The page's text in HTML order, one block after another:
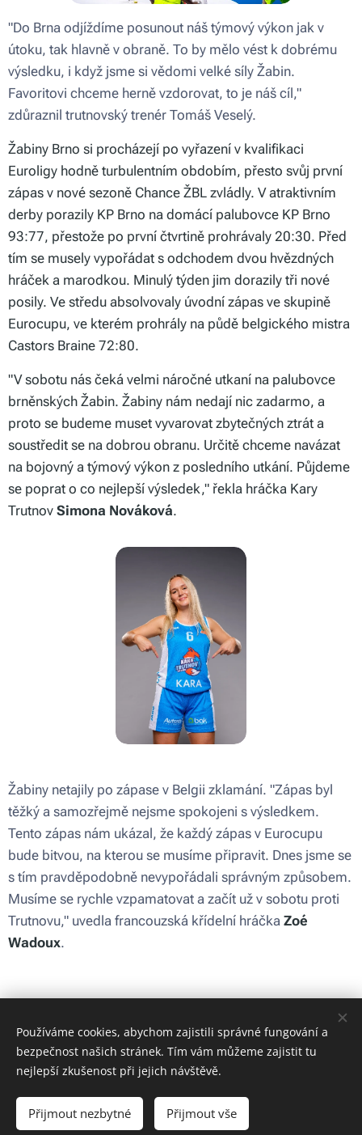
"Do Brna odjíždíme posunout náš týmový výkon jak v
útoku, tak hlavně v obraně. To by mělo vést k dobrému
výsledku, i když jsme si vědomi velké síly Žabin.
Favoritovi chceme herně vzdorovat, to je náš cíl,"
zdůraznil trutnovský trenér Tomáš Veselý.
Žabiny Brno si procházejí po vyřazení v kvalifikaci
Euroligy hodně turbulentním obdobím, přesto svůj první
zápas v nové sezoně Chance ŽBL zvládly. V atraktivním
derby porazily KP Brno na domácí palubovce KP Brno
93:77, přestože po první čtvrtině prohrávaly 20:30. Před
tím se musely vypořádat s odchodem dvou hvězdných
hráček a marodkou. Minulý týden jim dorazily tři nové
posily. Ve středu absolvovaly úvodní zápas ve skupině
Eurocupu, ve kterém prohrály na půdě belgického mistra
Castors Braine 72:80.
"V sobotu nás čeká velmi náročné utkaní na palubovce
brněnských Žabin. Žabiny nám nedají nic zadarmo, a
proto se budeme muset vyvarovat zbytečných ztrát a
soustředit se na dobrou obranu. Určitě chceme navázat
na bojovný a týmový výkon z posledního utkání. Půjdeme
se poprat o co nejlepší výsledek," řekla hráčka Kary
Trutnov Simona Nováková.
Žabiny netajily po zápase v Belgii zklamání. "Zápas byl
těžký a samozřejmě nejsme spokojeni s výsledkem.
Tento zápas nám ukázal, že každý zápas v Eurocupu
bude bitvou, na kterou se musíme připravit. Dnes jsme se
s tím pravděpodobně nevypořádali správným způsobem.
Musíme se rychle vzpamatovat a začít už v sobotu proti
Trutnovu," uvedla francouzská křídelní hráčka Zoé
Wadoux.
Obrázky poskytlPexels
Cookies
Používáme cookies, abychom zajistili správné fungování a
bezpečnost našich stránek. Tím vám můžeme zajistit tu
nejlepší zkušenost při jejich návštěvě.
Přijmout nezbytné Přijmout vše